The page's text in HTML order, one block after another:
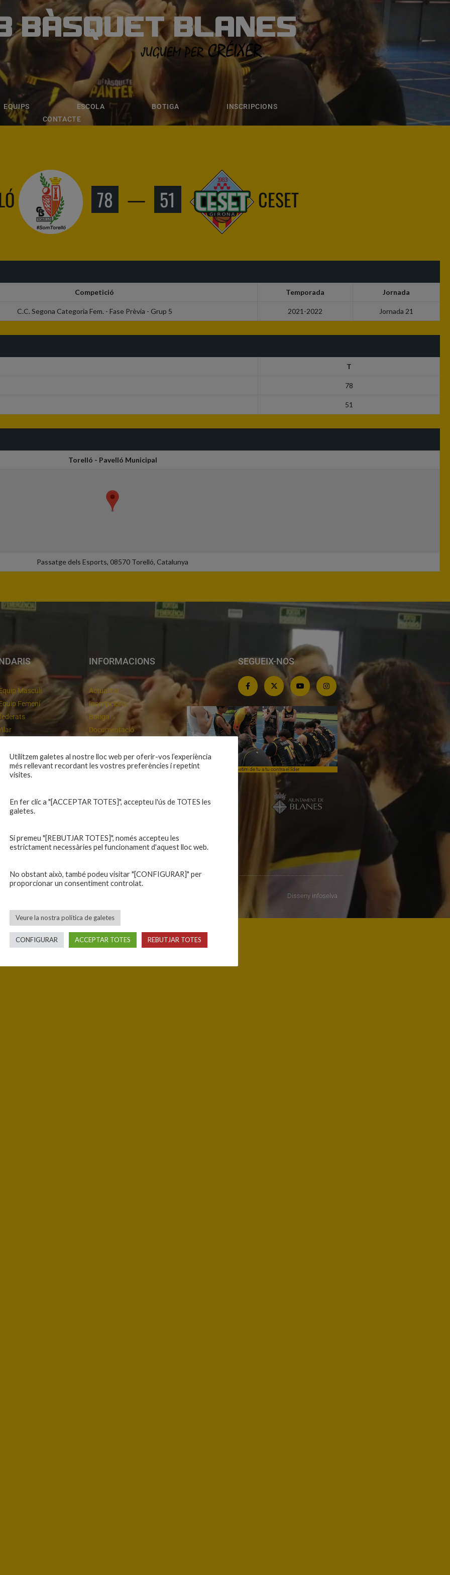
BÀSQUET BLANES
EQUIPS ESCOLA BOTIGA
INSCRIPCIONS
CONTACTE
BLANES
ESCOLA BOTIGA INSCRIPCIONS
78 — 51 CESET
Competició Temporada Jornada
C.C. Segona Categoria Fem. - Fase Prèvia - Grup 5 2021-2022 Jornada 21
T
78
51
Torelló - Pavelló Municipal
Passatge dels Esports, 08570 Torelló, Catalunya
Masculí
Femení
inferiors
casa
INFORMACIONS
Actualitat
Inscripcions
Botiga
Documentació
Intranet
Contacte
SEGUEIX-NOS
Campiones a Salou Competim de tu a tu contra el líder
Disseny infoselva
Utilitzem galetes al nostre lloc web per oferir-vos l’experiència
més rellevant recordant les vostres preferències i repetint
visites.
En fer clic a "[ACCEPTAR TOTES]", accepteu l'ús de TOTES les
galetes.
Si premeu "[REBUTJAR TOTES]", només accepteu les
estrictament necessàries pel funcionament d'aquest lloc web.
No obstant això, també podeu visitar "[CONFIGURAR]" per
proporcionar un consentiment controlat.
Veure la nostra política de galetes
CONFIGURAR ACCEPTAR TOTES REBUTJAR TOTES